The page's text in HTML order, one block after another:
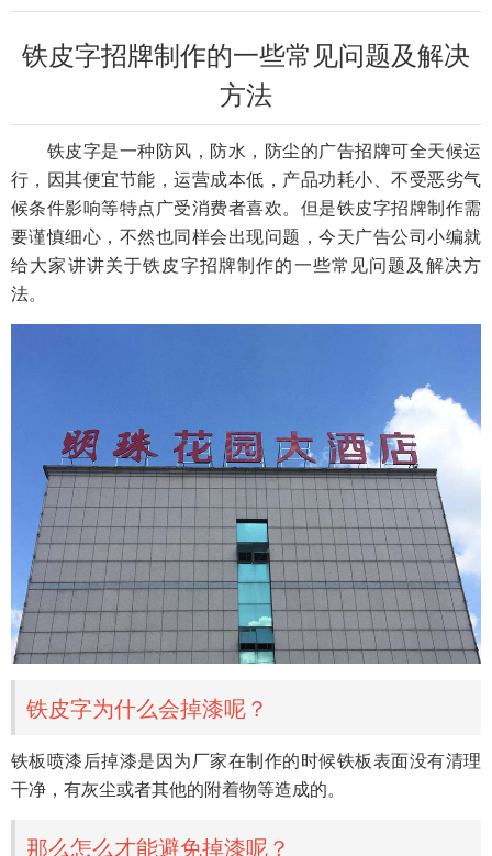
铁皮字招牌制作的一些常见问题及解决
方法
铁皮字是一种防风，防水，防尘的广告招牌可全天候运
行，因其便宜节能，运营成本低，产品功耗小、不受恶劣气
候条件影响等特点广受消费者喜欢。但是铁皮字招牌制作需
要谨慎细心，不然也同样会出现问题，今天广告公司小编就
给大家讲讲关于铁皮字招牌制作的一些常见问题及解决方
法。
铁皮字为什么会掉漆呢？
铁板喷漆后掉漆是因为厂家在制作的时候铁板表面没有清理
干净，有灰尘或者其他的附着物等造成的。
那么怎么才能避免掉漆呢？